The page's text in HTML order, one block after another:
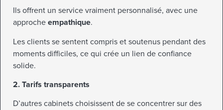
Ils offrent un service vraiment personnalisé, avec une
approche empathique.
Les clients se sentent compris et soutenus pendant des
moments difficiles, ce qui crée un lien de confiance
solide.
2. Tarifs transparents
D’autres cabinets choisissent de se concentrer sur des